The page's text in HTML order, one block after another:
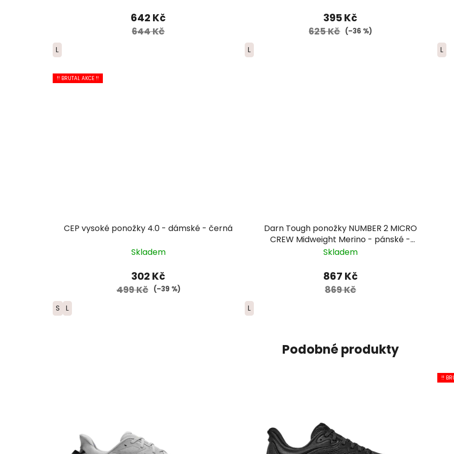
642 Kč
644 Kč
L
395 Kč
625 Kč (–36 %)
L L
!! BRUTAL AKCE !!
CEP vysoké ponožky 4.0 - dámské - černá
Skladem
302 Kč
499 Kč (–39 %)
S L
Darn Tough ponožky NUMBER 2 MICRO
CREW Midweight Merino - pánské -
červené/modré/žluté
Skladem
867 Kč
869 Kč
L
Podobné produkty
!!